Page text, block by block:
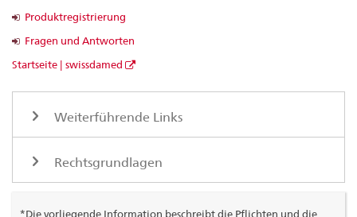
Produktregistrierung
Fragen und Antworten
Startseite | swissdamed
Weiterführende Links
Rechtsgrundlagen
*Die vorliegende Information beschreibt die Pflichten und die